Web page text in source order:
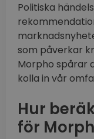
Politiska
som påverkar
Morpho spårar
kolla in vår
Hur
för